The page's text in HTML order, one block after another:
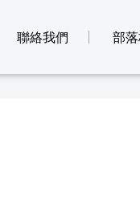
聯絡我們 部